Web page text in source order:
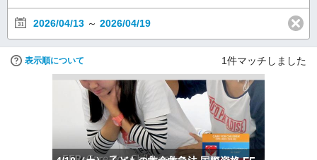
2026/04/13 ～ 2026/04/19
表示順について 1件マッチしました